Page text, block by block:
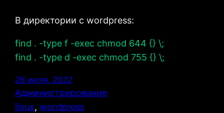
В директории с wordpress:
find . -type f -exec chmod 644 {} \;
find . -type d -exec chmod 755 {} \;
26 июля, 2022
Администрирование
linux, wordpress